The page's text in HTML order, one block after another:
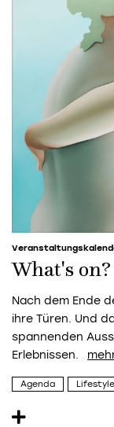
What's on?
Nach dem Ende
ihre Türen. Und
spannenden
Erlebnissen.
Agenda Lifestyle